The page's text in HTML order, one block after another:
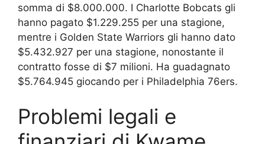
somma di $8.000.000. I Charlotte Bobcats gli
hanno pagato $1.229.255 per una stagione,
mentre i Golden State Warriors gli hanno dato
$5.432.927 per una stagione, nonostante il
contratto fosse di $7 milioni. Ha guadagnato
$5.764.945 giocando per i Philadelphia 76ers.
Problemi legali e